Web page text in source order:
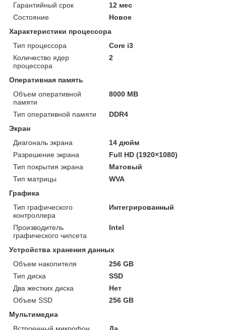
Гарантийный срок
12 мес
Состояние
Новое
Характеристики процессора
Тип процессора
Core i3
Количество ядер
процессора
2
Оперативная память
Объем оперативной
памяти
8000 MB
Тип оперативной памяти
DDR4
Экран
Диагональ экрана
14 дюйм
Разрешение экрана
Full HD (1920×1080)
Тип покрытия экрана
Матовый
Тип матрицы
WVA
Графика
Тип графического
контроллера
Интегрированный
Производитель
графического чипсета
Intel
Устройства хранения данных
Объем накопителя
256 GB
Тип диска
SSD
Два жестких диска
Нет
Объем SSD
256 GB
Мультимедиа
Встроенный микрофон
Да